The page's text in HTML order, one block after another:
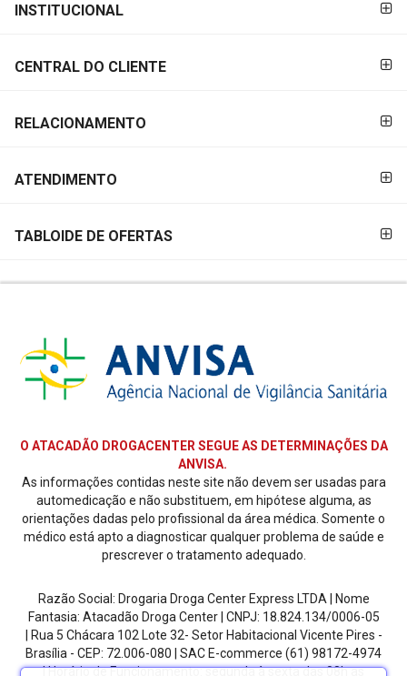
PAGAMENTO
INSTITUCIONAL
CENTRAL DO CLIENTE
RELACIONAMENTO
ATENDIMENTO
TABLOIDE DE OFERTAS
O ATACADÃO DROGACENTER SEGUE AS DETERMINAÇÕES DA
ANVISA.
As informações contidas neste site não devem ser usadas para
automedicação e não substituem, em hipótese alguma, as
orientações dadas pelo profissional da área médica. Somente o
médico está apto a diagnosticar qualquer problema de saúde e
prescrever o tratamento adequado.
Razão Social: Drogaria Droga Center Express LTDA | Nome
Fantasia: Atacadão Droga Center | CNPJ: 18.824.134/0006-05
| Rua 5 Chácara 102 Lote 32- Setor Habitacional Vicente Pires -
Brasília - CEP: 72.006-080
| SAC E-commerce (61) 98172-4974
| Horário de Funcionamento: segunda à sexta das 08h as